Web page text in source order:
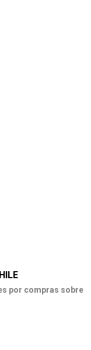
por compras sobre